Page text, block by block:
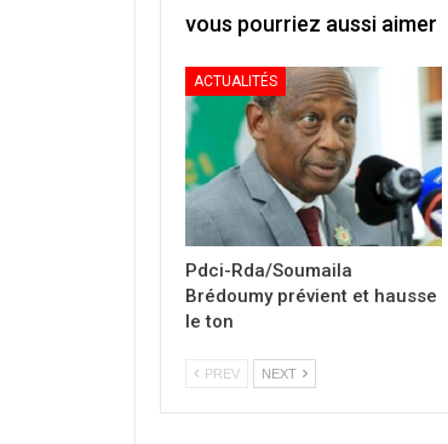
vous pourriez aussi aimer
ACTUALITÉS
Pdci-Rda/Soumaila
Brédoumy prévient et hausse
le ton
PREV NEXT